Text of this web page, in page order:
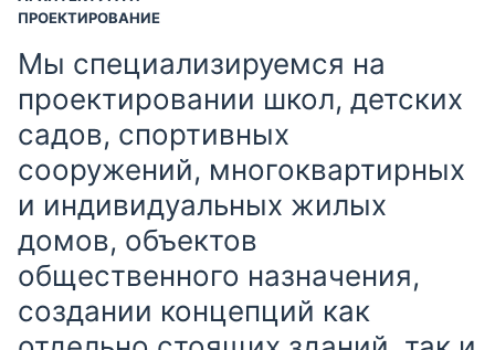
ПРОЕКТИРОВАНИЕ
Мы специализируемся на
проектировании школ, детских
садов, спортивных
сооружений, многоквартирных
и индивидуальных жилых
домов, объектов
общественного назначения,
создании концепций как